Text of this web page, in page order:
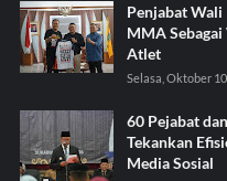
Penjabat Wali
MMA
Atlet
Selasa, Oktober
60 Pejabat
Tekankan
Media Sosial